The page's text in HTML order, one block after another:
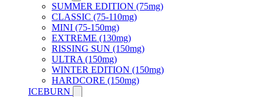
SUMMER EDITION (75mg)
CLASSIC (75-110mg)
MINI (75-150mg)
EXTREME (130mg)
RISSING SUN (150mg)
ULTRA (150mg)
WINTER EDITION (150mg)
HARDCORE (150mg)
ICEBURN